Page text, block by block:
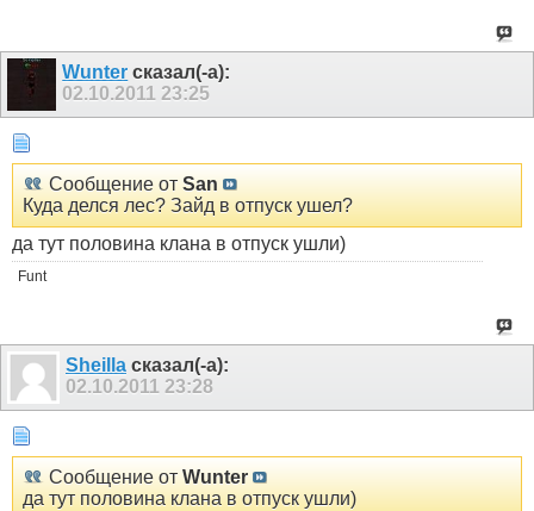
Wunter сказал(-а):
02.10.201123:25
Сообщение от San
Куда делся лес? Зайд в отпуск ушел?
да тут половина клана в отпуск ушли)
Funt
Sheilla сказал(-а):
02.10.2011 23:28
Сообщение от Wunter
да тут половина клана в отпуск ушли)